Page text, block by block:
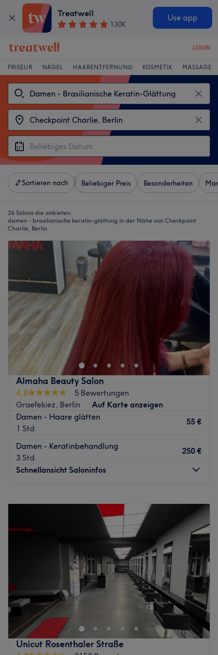
Treatwell
130K
Use app
LOGIN
FRISEUR NÄGEL HAARENTFERNUNG KOSMETIK MASSAGE
Sortieren nach Beliebiger Preis Besonderheiten
26 Salons die anbieten:
damen - brasilianische keratin-glättung in der Nähe von Checkpoint
Charlie, Berlin
Almaha Beauty Salon
4,8
5 Bewertungen
Graefekiez, Berlin
Auf Karte anzeigen
Damen - Haare glätten
1 Std.
55 €
Damen - Keratinbehandlung
3 Std.
250 €
Schnellansicht Saloninfos
11:00
18:00
Donnerstag
–18:00
11:00–18:00
11:00–18:00
Geschlossen
Almaha Beauty Saloon in Berlin, Grunewald ist ein Ort,
an dem jedes Detail zählt. Hier werden Looks kreiert, die
die natürliche Schönheit und Individualität der
Kund:innen unterstreichen. Gearbeitet wird ausschließlich
mit professioneller Haarpflege, die individuell auf dein
Haar abgestimmt wird - damit es gesund, glänzend und
Unicut Rosenthaler Straße